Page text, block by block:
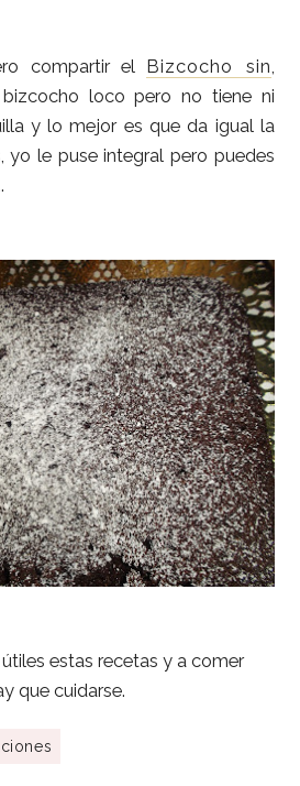
compartir el Bizcocho sin,
loco pero no tiene ni
y lo mejor es que da igual la
yo le puse integral pero puedes
estas recetas y a comer
que cuidarse.